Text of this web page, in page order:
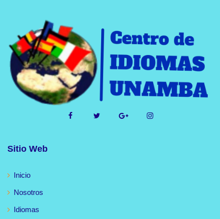
Sitio Web
Inicio
Nosotros
Idiomas